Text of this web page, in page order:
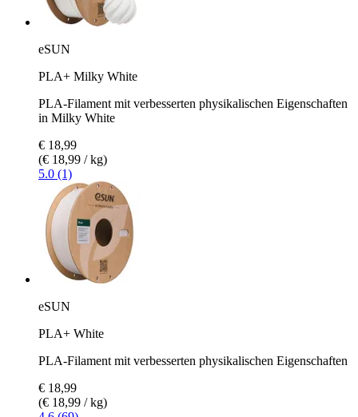
eSUN
PLA+ Milky White
PLA-Filament mit verbesserten physikalischen Eigenschaften
in Milky White
€ 18,99
(€ 18,99 / kg)
5.0 (1)
eSUN
PLA+ White
PLA-Filament mit verbesserten physikalischen Eigenschaften
€ 18,99
(€ 18,99 / kg)